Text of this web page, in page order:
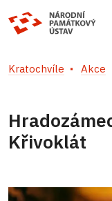
Kratochvíle Akce
Křivoklát